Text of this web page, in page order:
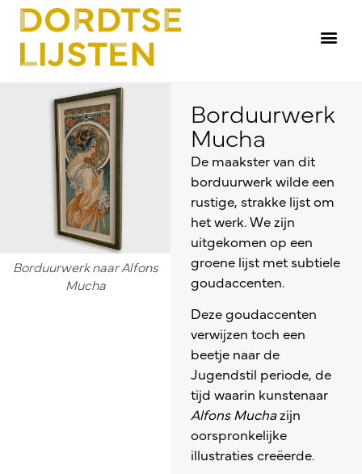
Borduurwerk
Mucha
De maakster van dit
borduurwerk wilde een
rustige, strakke lijst om
het werk. We zijn
uitgekomen op een
groene lijst met subtiele
goudaccenten.
Deze goudaccenten
verwijzen toch een
beetje naar de
Jugendstil periode, de
tijd waarin kunstenaar
Alfons Muchazijn
oorspronkelijke
illustraties creëerde.
Borduurwerk naar Alfons
Mucha
Borduurwerk naar werk van
Alfons Mucha